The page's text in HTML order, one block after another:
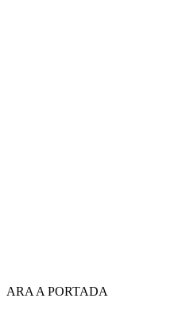
ARA A PORTADA